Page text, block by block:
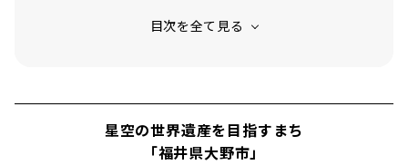
大野市で開催される星空イベント
星空の世界遺産を目指すまち
「福井県大野市」